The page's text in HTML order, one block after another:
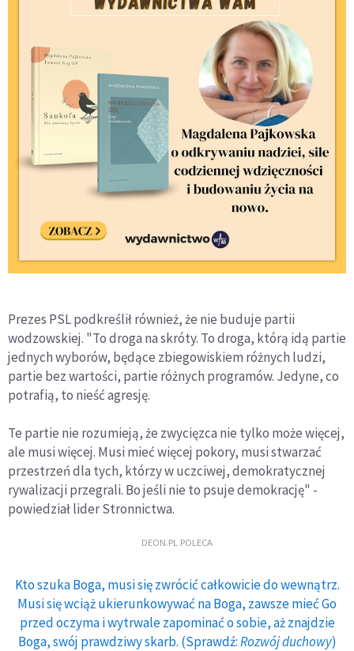
Prezes PSL podkreślił również, że nie buduje partii
wodzowskiej. "To droga na skróty. To droga, którą idą partie
jednych wyborów, będące zbiegowiskiem różnych ludzi,
partie bez wartości, partie różnych programów. Jedyne, co
potrafią, to nieść agresję.
Te partie nie rozumieją, że zwycięzca nie tylko może więcej,
ale musi więcej. Musi mieć więcej pokory, musi stwarzać
przestrzeń dla tych, którzy w uczciwej, demokratycznej
rywalizacji przegrali. Bo jeśli nie to psuje demokrację" -
powiedział lider Stronnictwa.
DEON.PL POLECA
Kto szuka Boga, musi się zwrócić całkowicie do wewnątrz.
Musi się wciąż ukierunkowywać na Boga, zawsze mieć Go
przed oczyma i wytrwale zapominać o sobie, aż znajdzie
Boga, swój prawdziwy skarb. (Sprawdź:Rozwój duchowy)